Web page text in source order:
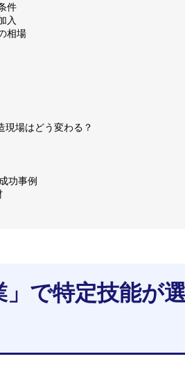
件
入
相場
現場はどう変わる？
功事例
で特定技能が